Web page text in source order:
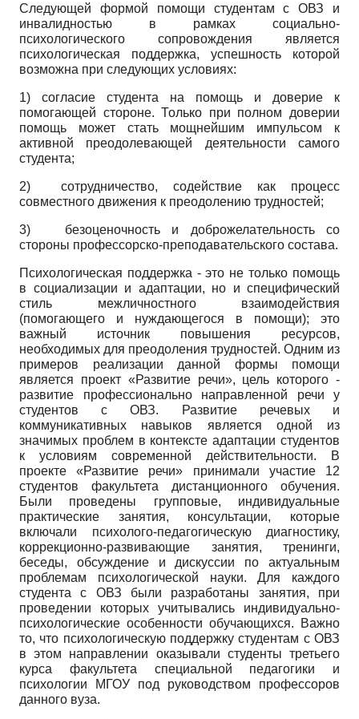
Следующей формой помощи студентам с ОВЗ и
инвалидностью в рамках социально­-
психологического сопровождения является
психологическая поддержка, успешность которой
возможна при следующих условиях:
1) согласие студента на помощь и доверие к
помогающей стороне. Только при полном доверии
помощь может стать мощнейшим импульсом к
активной преодолевающей деятельности самого
студента;
2) сотрудничество, содействие как процесс
совместного движения к преодолению трудностей;
3) безоценочность и доброжелательность со
стороны профессорско-преподавательского состава.
Психологическая поддержка - это не только помощь
в социализации и адаптации, но и специфический
стиль межличностного взаимодействия
(помогающего и нуждающегося в помощи); это
важный источник повышения ресурсов,
необходимых для преодоления трудностей. Одним из
примеров реализации данной формы помощи
является проект «Развитие речи», цель которого -
развитие профессионально направленной речи у
студентов с ОВЗ. Развитие речевых и
коммуникативных навыков является одной из
значимых проблем в контексте адаптации студентов
к условиям современной действительности. В
проекте «Развитие речи» принимали участие 12
студентов факультета дистанционного обучения.
Были проведены групповые, индивидуальные
практические занятия, консультации, которые
включали психолого-педагогическую диагностику,
коррекционно-развивающие занятия, тренинги,
беседы, обсуждение и дискуссии по актуальным
проблемам психологической науки. Для каждого
студента с ОВЗ были разработаны занятия, при
проведении которых учитывались индивидуально-
психологические особенности обучающихся. Важно
то, что психологическую поддержку студентам с ОВЗ
в этом направлении оказывали студенты третьего
курса факультета специальной педагогики и
психологии МГОУ под руководством профессоров
данного вуза.